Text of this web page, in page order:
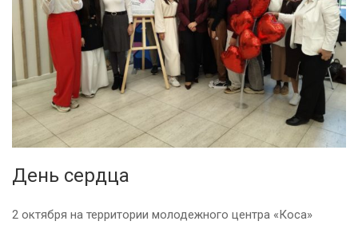
День сердца
2 октября на территории молодежного центра «Коса»